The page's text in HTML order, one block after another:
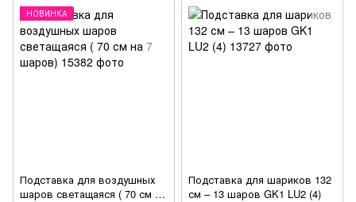
НОВИНКА
Подставка для воздушных
шаров светащаяся ( 70 см на
Подставка для шариков 132
см – 13 шаров GK1 LU2 (4)